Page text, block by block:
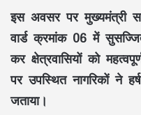
इस अवसर पर मुख्यमंत्री
वार्ड क्रमांक 06 में
कर क्षेत्रवासियों को
पर उपस्थित नागरिकों ने
जताया।